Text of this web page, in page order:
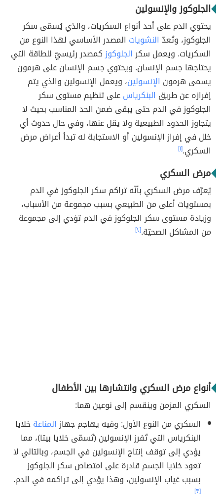
الجلوكوز والإنسولين
يحتوي الدم على أحد أنواع السكريات، والذي يُسمّى سكر
الجلوكوز، وتُعدّ النشويات المصدر الأساسي لهذا النوع من
السكريات. ويعمل سكرالجلوكوزكمصدر رئيسيّ للطاقة التي
يحتاجها جسم الإنسان. ويحتوي جسم الإنسان على هرمون
يسمى هرمون الإنسولين، ويعمل الإنسولين والذي يتم
إفرازه عن طريق البنكرياسعلى تنظيم مستوى سكر
الجلوكوز في الدم حتى يبقى ضمن الحد المناسب بحيث لا
يتجاوز الحدود الطبيعية ولا يقل عنها، وفي حال حدوث أي
خلل في إفراز الإنسولين أو الاستجابة له تبدأ أعراض مرض
السكري.[١]
مرض السكري
يُعرّف مرض السكري بأنّه تراكم سكر الجلوكوز في الدم
بمستويات أعلى من الطبيعي بسبب مجموعة من الأسباب،
وزيادة مستوى سكر الجلوكوز في الدم تؤدي إلى مجموعة
من المشاكل الصحيّة.[٢]
أنواع مرض السكري وانتشارها بين الأطفال
السكري المزمن وينقسم إلى نوعين هما:
السكري من النوع الأول: وفيه يهاجم جهازالمناعةخلايا
البنكرياس التي تُفرز الإنسولين (تُسمّى خلايا بيتا)، مما
يؤدي إلى توقف إنتاج الإنسولين في الجسم، وبالتالي لا
تعود خلايا الجسم قادرة على امتصاص سكر الجلوكوز
بسبب غياب الإنسولين، وهذا يؤدي إلى تراكمه في الدم.
[٣]